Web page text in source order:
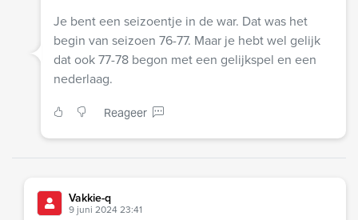
Je bent een seizoentje in de war. Dat was het
begin van seizoen 76-77. Maar je hebt wel gelijk
dat ook 77-78 begon met een gelijkspel en een
nederlaag.
Reageer
Vakkie-q
9 juni 2024 23:41